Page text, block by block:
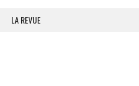
LA REVUE